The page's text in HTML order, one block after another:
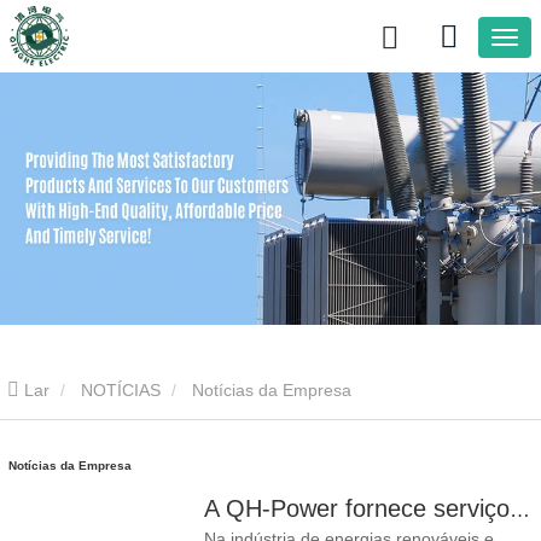
Lar NOTÍCIAS Notícias da Empresa
Notícias da Empresa
A QH-Power fornece serviço rápido de substituição no local para transformador de isolamento a seco certificado pela UL em fábrica de baterias na Califórnia